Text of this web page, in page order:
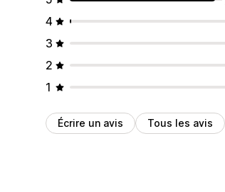
4
3
2
1
Écrire un avis Tous les avis